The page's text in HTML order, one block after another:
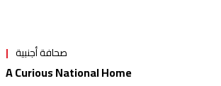
صحافة أجنبية
A Curious National Home